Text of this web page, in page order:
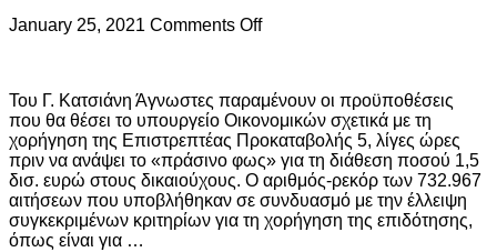
January 25, 2021 Comments Offon
κριτήρια
και
τα
ποσά
για
κάθε
δικαιούχο
Του Γ. Κατσιάνη Άγνωστες παραμένουν οι προϋποθέσεις
που θα θέσει το υπουργείο Οικονομικών σχετικά με τη
χορήγηση της Επιστρεπτέας Προκαταβολής 5, λίγες ώρες
πριν να ανάψει το «πράσινο φως» για τη διάθεση ποσού 1,5
δισ. ευρώ στους δικαιούχους. Ο αριθμός-ρεκόρ των 732.967
αιτήσεων που υποβλήθηκαν σε συνδυασμό με την έλλειψη
συγκεκριμένων κριτηρίων για τη χορήγηση της επιδότησης,
όπως είναι για …